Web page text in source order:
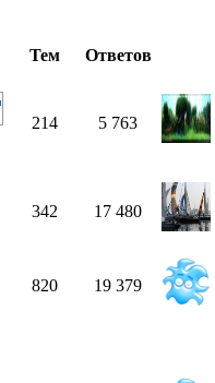
Тем Ответов
214 5 763
342 17 480
820 19 379